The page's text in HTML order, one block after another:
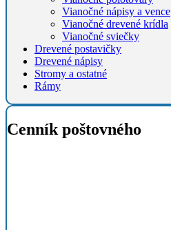
Vianočné nápisy a vence
Vianočné drevené krídla
Vianočné sviečky
Drevené postavičky
Drevené nápisy
Stromy a ostatné
Rámy
Cenník poštovného